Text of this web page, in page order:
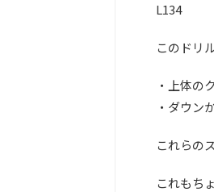
L134
このドリ
・上体の
・ダウン
これらの
これもち